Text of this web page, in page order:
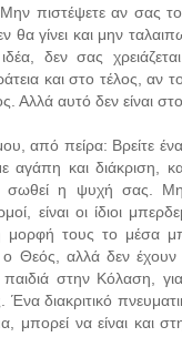
Μην πιστέψετε αν σας
θα γίνει και μην
δεν σας
και στο τέλος, αν
Αλλά αυτό δεν είναι στο
από πείρα: Βρείτε
αγάπη και διάκριση,
σωθεί η ψυχή σας.
είναι οι ίδιοι
μορφή τους το μέσα
ο Θεός, αλλά δεν
στην Κόλαση,
διακριτικό
μπορεί να είναι και